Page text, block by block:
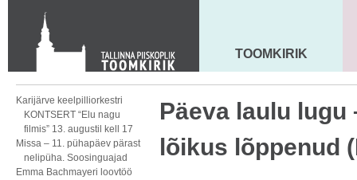
KONTAKT
Toom-Kooli 6, 10130 TALLINN
tallinna.toom@eelk.ee
MAARJA KIRIK
TOOMKIRIK
Karijärve keelpilliorkestri
KONTSERT “Elu nagu
filmis” 13. augustil kell 17
Missa – 11. pühapäev pärast
nelipüha. Soosinguajad
Emma Bachmayeri loovtöö
Päeva laulu lugu
lõikus lõppenud